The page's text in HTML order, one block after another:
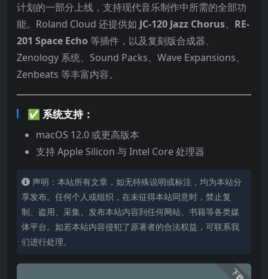
计划的一部分上线，支持现代音乐制作中所需的全部功
能。Roland Cloud 还提供如 JC-120 Jazz Chorus、 RE-
201 Space Echo 等插件，以及复刻版合成器、
Zenology 系统、Sound Packs、Wave Expansions、
Zenbeats 等丰富内容。
✅ 系统支持：
macOS 12.0 或更高版本
支持 Apple Silicon 与 Intel Core 处理器
声明：本站所有文章，如无特殊说明或标注，均为本站分
享发布。任何个人或组织，在未征得本站同意时，禁止复
制、盗用、采集、发布本站内容到任何网站、书籍等各类媒
体平台。如若本站内容侵犯了原著者的合法权益，可联系我
们进行处理。
下载